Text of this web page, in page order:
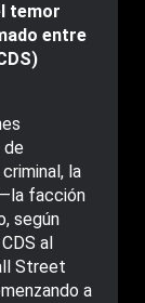
temor
entre
de
la
facción
según
al
Street
a